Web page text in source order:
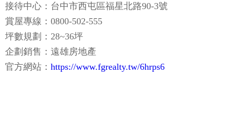
接待中心：台中市西屯區福星北路90-3號
賞屋專線：0800-502-555
坪數規劃：28~36坪
企劃銷售：遠雄房地產
官方網站： https://www.fgrealty.tw/6hrps6